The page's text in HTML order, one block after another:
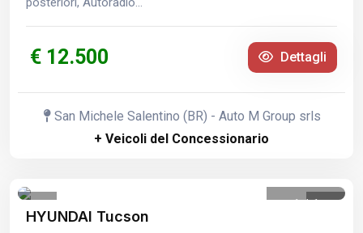
€ 12.500 Dettagli
San Michele Salentino (BR) - Auto M Group srls
+ Veicoli del Concessionario
1 /1
HYUNDAI Tucson